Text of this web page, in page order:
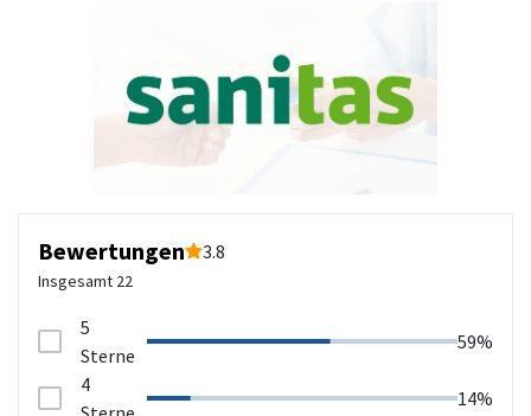
Bewertungen 3.8
Insgesamt 22
4
14%
5
Sterne
59%